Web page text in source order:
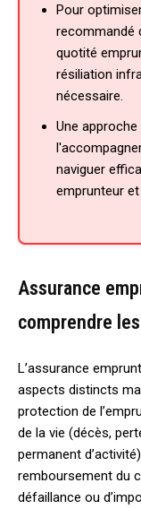
Pour
recommandé
quotité
résiliation
nécessaire.
Une
naviguer
emprunteur
Assurance
comprendre
L’assurance
aspects distincts
protection de
de la vie (décès,
permanent
remboursement du
défaillance ou